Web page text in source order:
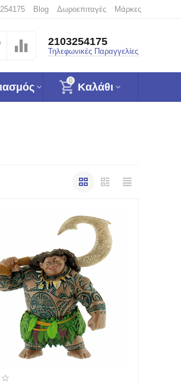
Blog Δωροεπιταγές Μάρκες
2103254175
Τηλεφωνικές Παραγγελίες
0
Καλάθι